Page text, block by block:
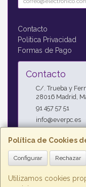
Política de Cookies
Configurar Rechazar
Utilizamos cookies
Contacto
Política Privacidad
Formas de Pago
Contacto
C/. Trueba y
28016 Madrid
91 457 57 51
info@everpc.es
Horario
Horario continuo :
09:00h - 14:00h